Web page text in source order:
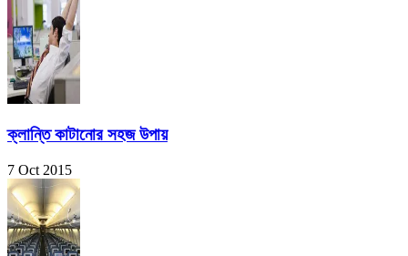
ক্লান্তি কাটানোর সহজ উপায়
7 Oct 2015